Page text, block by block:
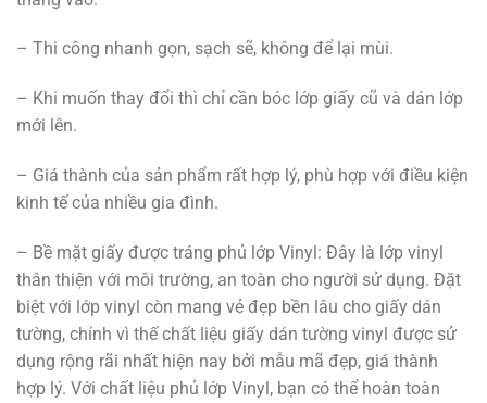
– Thi công nhanh gọn, sạch sẽ, không để lại mùi.
– Khi muốn thay đổi thì chỉ cần bóc lớp giấy cũ và dán lớp
mới lên.
– Giá thành của sản phẩm rất hợp lý, phù hợp với điều kiện
kinh tế của nhiều gia đình.
– Bề mặt giấy được tráng phủ lớp Vinyl: Đây là lớp vinyl
thân thiện với môi trường, an toàn cho người sử dụng. Đặt
biệt với lớp vinyl còn mang vẻ đẹp bền lâu cho giấy dán
tường, chính vì thế chất liệu giấy dán tường vinyl được sử
dụng rộng rãi nhất hiện nay bởi mẫu mã đẹp, giá thành
hợp lý. Với chất liệu phủ lớp Vinyl, bạn có thể hoàn toàn